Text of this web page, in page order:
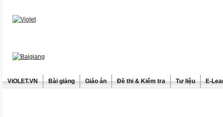
ViOLET.VN Bài giảng Giáo án Đề thi & Kiểm tra Tư liệu E-